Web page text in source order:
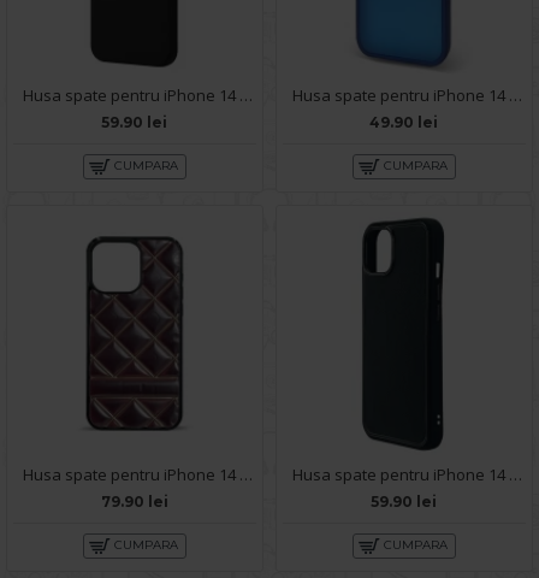
Husa spate pentru iPhone 14 Pro Max B-Silicon Case - Negru
59.90 lei
CUMPARA
Husa spate pentru iPhone 14 Pro Max - Catwalk Case Albastru
49.90 lei
CUMPARA
Husa spate pentru iPhone 14 Pro Max - Tomo case Visiniu
79.90 lei
CUMPARA
Husa spate pentru iPhone 14 Pro Max KIP Case - Negru
59.90 lei
CUMPARA